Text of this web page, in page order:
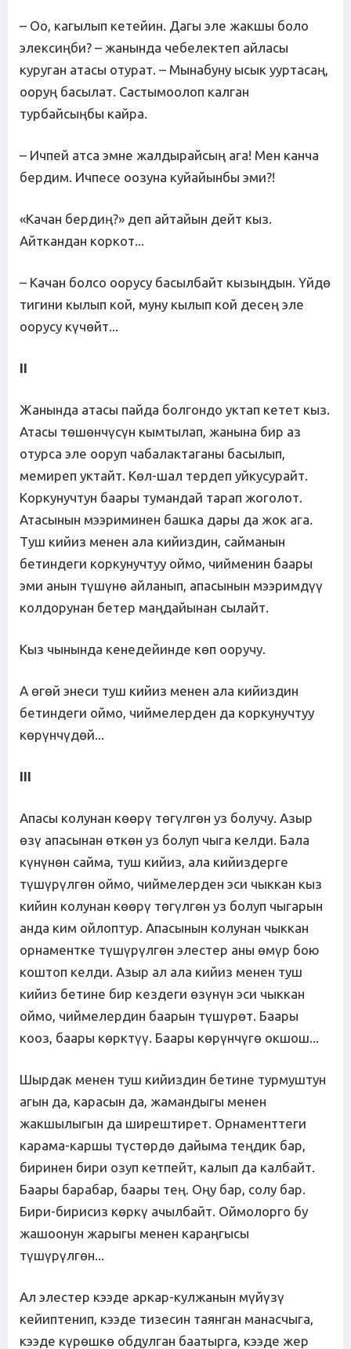
– Оо, кагылып кетейин. Дагы эле жакшы боло
элексиңби? – жанында чебелектеп айласы
куруган атасы отурат. – Мынабуну ысык ууртасаң,
ооруң басылат. Састымоолоп калган
турбайсыңбы кайра.
– Ичпей атса эмне жалдырайсың ага! Мен канча
бердим. Ичпесе оозуна куйайынбы эми?!
«Качан бердиң?» деп айтайын дейт кыз.
Айткандан коркот...
– Качан болсо оорусу басылбайт кызыңдын. Үйдө
тигини кылып кой, муну кылып кой десең эле
оорусу күчөйт...
II
Жанында атасы пайда болгондо уктап кетет кыз.
Атасы төшөнчүсүн кымтылап, жанына бир аз
отурса эле ооруп чабалактаганы басылып,
мемиреп уктайт. Көл-шал тердеп уйкусурайт.
Коркунучтун баары тумандай тарап жоголот.
Атасынын мээриминен башка дары да жок ага.
Туш кийиз менен ала кийиздин, сайманын
бетиндеги коркунучтуу оймо, чийменин баары
эми анын түшүнө айланып, апасынын мээримдүү
колдорунан бетер маңдайынан сылайт.
Кыз чынында кенедейинде көп ооручу.
А өгөй энеси туш кийиз менен ала кийиздин
бетиндеги оймо, чиймелерден да коркунучтуу
көрүнчүдөй...
III
Апасы колунан көөрү төгүлгөн уз болучу. Азыр
өзү апасынан өткөн уз болуп чыга келди. Бала
күнүнөн сайма, туш кийиз, ала кийиздерге
түшүрүлгөн оймо, чиймелерден эси чыккан кыз
кийин колунан көөрү төгүлгөн уз болуп чыгарын
анда ким ойлоптур. Апасынын колунан чыккан
орнаментке түшүрүлгөн элестер аны өмүр бою
коштоп келди. Азыр ал ала кийиз менен туш
кийиз бетине бир кездеги өзүнүн эси чыккан
оймо, чиймелердин баарын түшүрөт. Баары
кооз, баары көрктүү. Баары көрүнчүгө окшош...
Шырдак менен туш кийиздин бетине турмуштун
агын да, карасын да, жамандыгы менен
жакшылыгын да ширештирет. Орнаменттеги
карама-каршы түстөрдө дайыма теңдик бар,
биринен бири озуп кетпейт, калып да калбайт.
Баары барабар, баары тең. Оңу бар, солу бар.
Бири-бирисиз көркү ачылбайт. Оймолорго бу
жашоонун жарыгы менен караңгысы
түшүрүлгөн...
Ал элестер кээде аркар-кулжанын мүйүзү
кейиптенип, кээде тизесин таянган манасчыга,
кээде күрөшкө обдулган баатырга, кээде жер